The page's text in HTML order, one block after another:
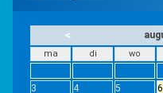
<
ma di wo
3
4 5 6